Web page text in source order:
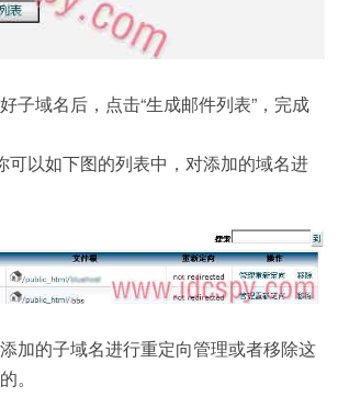
子域名后，点击“生成邮件列表”，完成
可以如下图的列表中，对添加的域名进
加的子域名进行重定向管理或者移除这
。